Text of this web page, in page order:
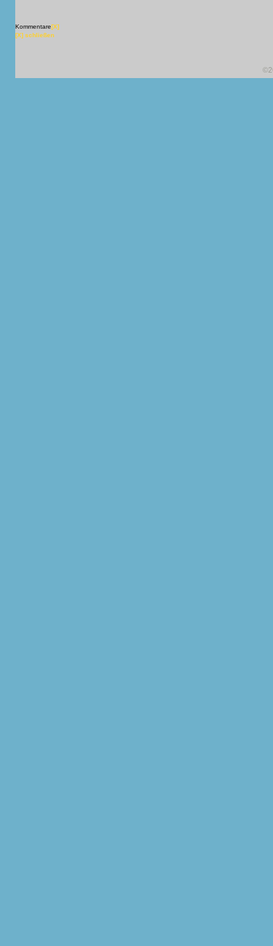
Kommentare[X]
[X] schließen